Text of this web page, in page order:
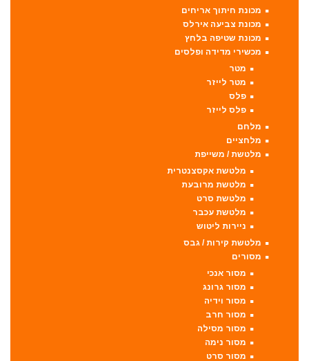
מכונת חיתוך אריחים
מכונת צביעה אירלס
מכונת שטיפה בלחץ
מכשירי מדידה ופלסים
מטר
מטר לייזר
פלס
פלס לייזר
מלחם
מלחציים
מלטשת / משייפת
מלטשת אקסצנטרית
מלטשת מרובעת
מלטשת סרט
מלטשת עכבר
ניירות ליטוש
מלטשת קירות / גבס
מסורים
מסור אנכי
מסור גרונג
מסור וידיה
מסור חרב
מסור מסילה
מסור נימה
מסור סרט